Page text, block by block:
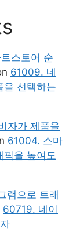
스토어 순
61009. 네
을 선택하는
자가 제품을
61004. 스마
픽을 높여도
램으로 트래
60719. 네이